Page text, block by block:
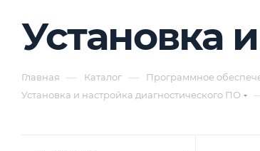
Установка
Главная — Каталог — Программное
Установка и настройка диагностического ПО